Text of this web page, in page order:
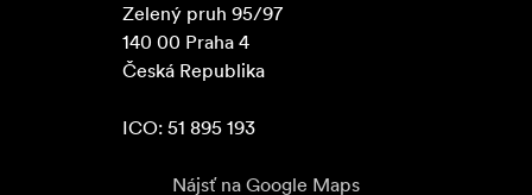
Zelený pruh 95/97
140 00 Praha 4
Česká Republika
ICO: 51 895 193
Nájsť na Google Maps